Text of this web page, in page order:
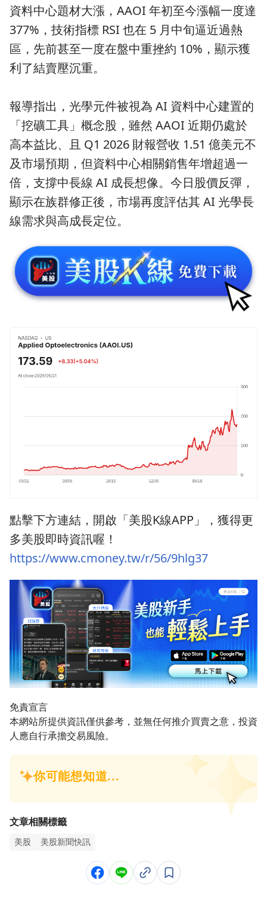
資料中心題材大漲，AAOI 年初至今漲幅一度達
377%，技術指標 RSI 也在 5 月中旬逼近過熱
區，先前甚至一度在盤中重挫約 10%，顯示獲
利了結賣壓沉重。
報導指出，光學元件被視為 AI 資料中心建置的
「挖礦工具」概念股，雖然 AAOI 近期仍處於
高本益比、且 Q1 2026 財報營收 1.51 億美元不
及市場預期，但資料中心相關銷售年增超過一
倍，支撐中長線 AI 成長想像。今日股價反彈，
顯示在族群修正後，市場再度評估其 AI 光學長
線需求與高成長定位。
點擊下方連結，開啟「美股K線APP」，獲得更
多美股即時資訊喔！
https://www.cmoney.tw/r/56/9hlg37
免責宣言
本網站所提供資訊僅供參考，並無任何推介買賣之意，投資
人應自行承擔交易風險。
文章相關標籤
美股 美股新聞快訊